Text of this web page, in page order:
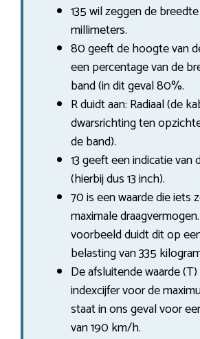
135 wil zeggen de
millimeters.
80 geeft de hoogte van
een percentage van de
band (in dit geval 80%.
R duidt aan: Radiaal (de
dwarsrichting ten
de band).
13 geeft een indicatie van
(hierbij dus 13 inch).
70 is een waarde die iets
maximale
voorbeeld duidt dit op
belasting van 335
De afsluitende waarde
indexcijfer voor de
staat in ons geval voor
van 190 km/h.